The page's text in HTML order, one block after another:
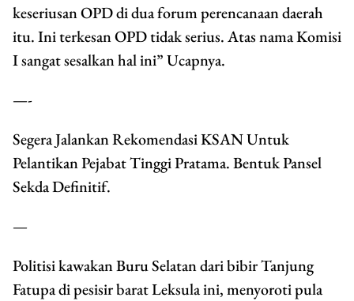
keseriusan OPD di dua forum perencanaan daerah
itu. Ini terkesan OPD tidak serius. Atas nama Komisi
I sangat sesalkan hal ini” Ucapnya.
—-
Segera Jalankan Rekomendasi KSAN Untuk
Pelantikan Pejabat Tinggi Pratama. Bentuk Pansel
Sekda Definitif.
—
Politisi kawakan Buru Selatan dari bibir Tanjung
Fatupa di pesisir barat Leksula ini, menyoroti pula